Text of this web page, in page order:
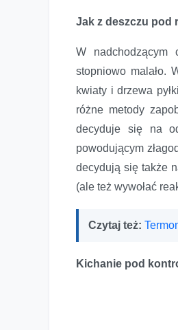
Jak z deszczu pod
W nadchodzącym
stopniowo malało.
kwiaty i drzewa
różne metody
decyduje się na
powodującym
decydują się także
(ale też wywołać
Czytaj też:
Kichanie pod